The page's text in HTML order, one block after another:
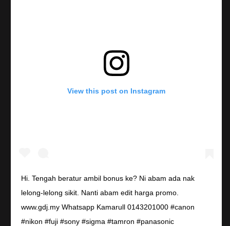
View this post on Instagram
Hi. Tengah beratur ambil bonus ke? Ni abam ada nak
lelong-lelong sikit. Nanti abam edit harga promo.
www.gdj.my Whatsapp Kamarull 0143201000 #canon
#nikon #fuji #sony #sigma #tamron #panasonic